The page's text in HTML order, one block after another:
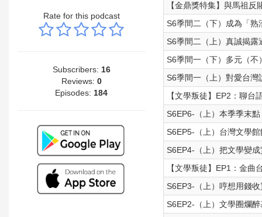
Rate for this podcast
Subscribers: 16
Reviews: 0
Episodes: 184
【金鼎獎特集】與馬祖
S6季間二（下）成為「
S6季間二（上）真誠揭
S6季間一（下）多元（
S6季間一（上）對愛台
【文學叛徒】EP2：聊台
S6EP6-（上）本季季末
S6EP5-（上）台灣文學
S6EP4-（上）把文學變
【文學叛徒】EP1：金曲
S6EP3-（上）哼想用錢
S6EP2-（上）文學圈爛